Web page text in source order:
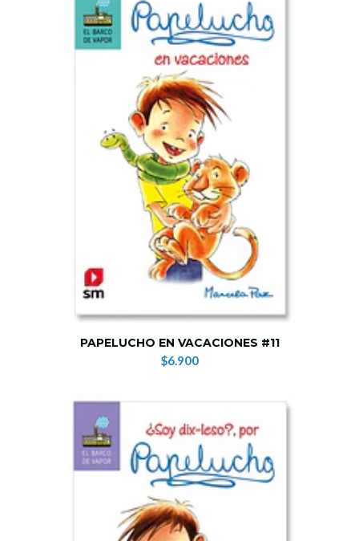
PAPELUCHO EN VACACIONES #11
$6.900